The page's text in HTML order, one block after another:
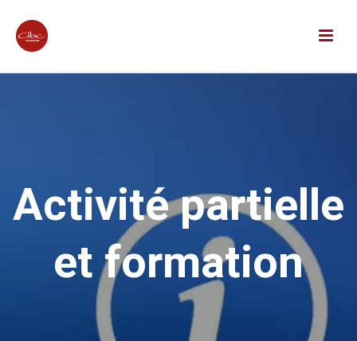
Activité partielle
et formation